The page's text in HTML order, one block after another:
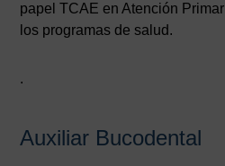
papel TCAE en Atención
los programas de salud.
.
Auxiliar Bucodental